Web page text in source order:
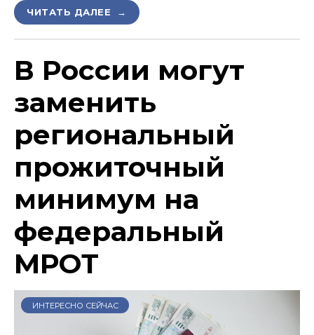
ЧИТАТЬ ДАЛЕЕ →
В России могут
заменить
региональный
прожиточный
минимум на
федеральный
МРОТ
ИНТЕРЕСНО СЕЙЧАС